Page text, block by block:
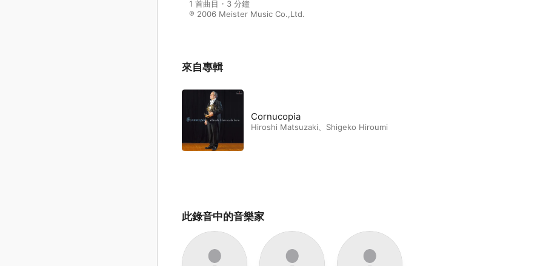
1 首曲目・3 分鐘
℗ 2006 Meister Music Co.,Ltd.
來自專輯
Cornucopia
Hiroshi Matsuzaki Shigeko Hiroumi
此錄音中的音樂家